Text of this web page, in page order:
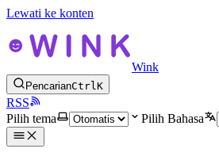
Lewati ke konten
Wink
PencarianCtrlK
RSS
Pilih tema
Pilih Bahasa